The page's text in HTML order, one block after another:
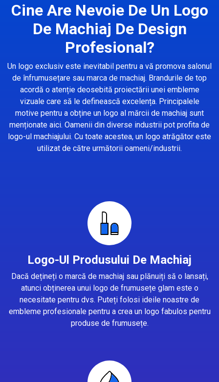
Cine Are Nevoie De Un Logo
De Machiaj De Design
Profesional?
Un logo exclusiv este inevitabil pentru a vă promova salonul
de înfrumusețare sau marca de machiaj. Brandurile de top
acordă o atenție deosebită proiectării unei embleme
vizuale care să le definească excelența. Principalele
motive pentru a obține un logo al mărcii de machiaj sunt
menționate aici. Oamenii din diverse industrii pot profita de
logo-ul machiajului. Cu toate acestea, un logo atrăgător este
utilizat de către următorii oameni/industrii.
Logo-Ul Produsului De Machiaj
Dacă dețineți o marcă de machiaj sau plănuiți să o lansați,
atunci obținerea unui logo de frumusețe glam este o
necesitate pentru dvs. Puteți folosi ideile noastre de
embleme profesionale pentru a crea un logo fabulos pentru
produse de frumusețe.